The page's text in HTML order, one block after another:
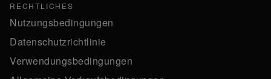
RECHTLICHES
Nutzungsbedingungen
Datenschutzrichtlinie
Verwendungsbedingungen